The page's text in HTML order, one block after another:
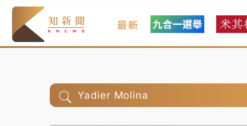
最新
Yadier Molina